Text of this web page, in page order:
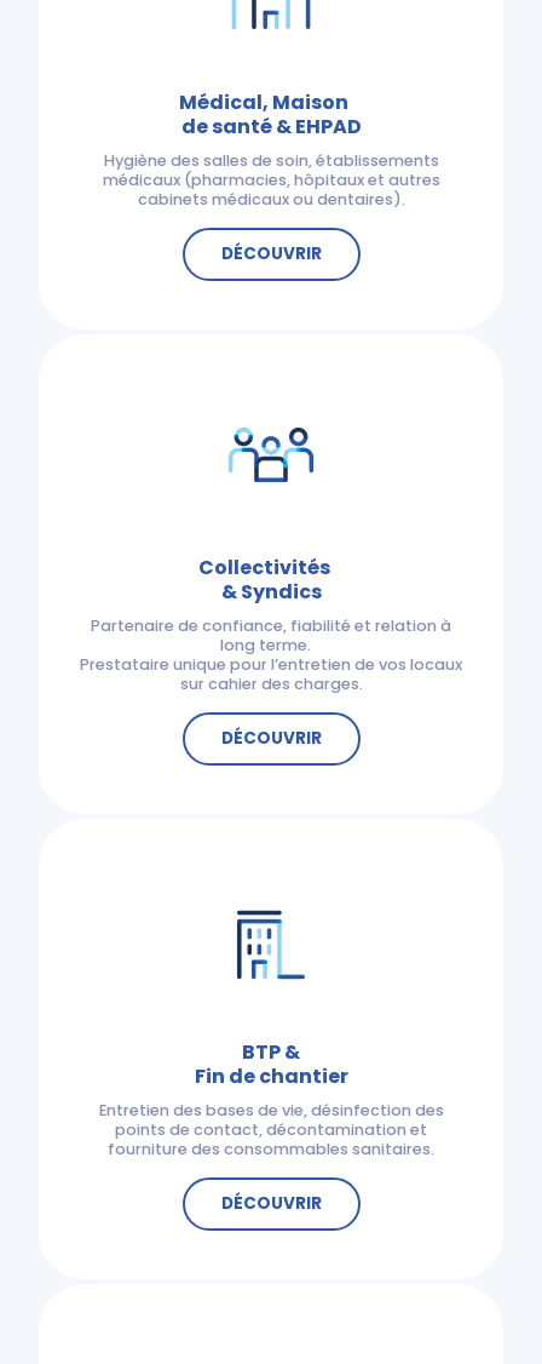
Médical, Maison
de santé & EHPAD
Hygiène des salles de soin, établissements
médicaux (pharmacies, hôpitaux et autres
cabinets médicaux ou dentaires).
DÉCOUVRIR
Collectivités
& Syndics
Partenaire de confiance, fiabilité et relation à
long terme.
Prestataire unique pour l’entretien de vos locaux
sur cahier des charges.
DÉCOUVRIR
BTP &
Fin de chantier
Entretien des bases de vie, désinfection des
points de contact, décontamination et
fourniture des consommables sanitaires.
DÉCOUVRIR